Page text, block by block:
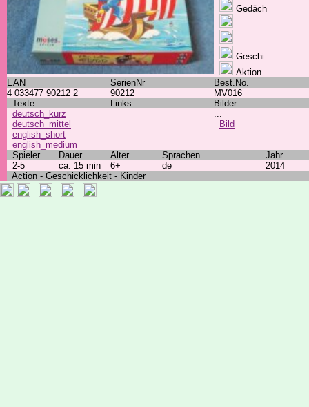
Gedäch
Geschi
Aktion
EAN
SerienNr
Best.No.
4 033477 90212 2
90212
MV016
Texte
Links
Bilder
deutsch_kurz
deutsch_mittel
english_short
english_medium
...
Bild
Spieler Dauer Alter Sprachen
Jahr
2-5
ca. 15 min 6+ de
2014
Action - Geschicklichkeit - Kinder